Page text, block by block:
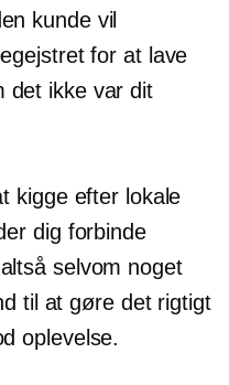
kunde vil
for at lave
det ikke var dit
kigge efter lokale
dig forbinde
selvom noget
til at gøre det rigtigt
oplevelse.